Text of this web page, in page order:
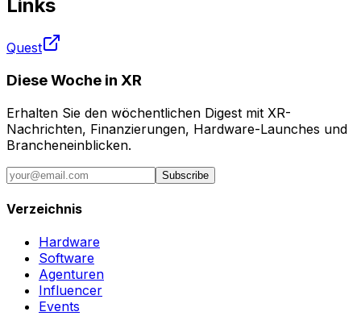
Links
Quest
Diese Woche in XR
Erhalten Sie den wöchentlichen Digest mit XR-
Nachrichten, Finanzierungen, Hardware-Launches und
Brancheneinblicken.
Subscribe
Verzeichnis
Hardware
Software
Agenturen
Influencer
Events